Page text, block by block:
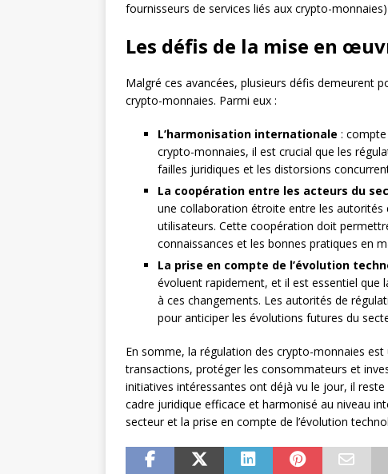
fournisseurs de services liés aux crypto-
Les défis de la mise en
Malgré ces avancées, plusieurs défis demeurent
crypto-monnaies. Parmi eux :
L’harmonisation internationale :
crypto-monnaies, il est crucial que les
failles juridiques et les distorsions
La coopération entre les acteurs du
une collaboration étroite entre les autorités
utilisateurs. Cette coopération doit
connaissances et les bonnes pratiques en
La prise en compte de l’évolution
évoluent rapidement, et il est essentiel que
à ces changements. Les autorités de
pour anticiper les évolutions futures du
En somme, la régulation des crypto-monnaies
transactions, protéger les consommateurs et
initiatives intéressantes ont déjà vu le jour, il
cadre juridique efficace et harmonisé au niveau
secteur et la prise en compte de l’évolution